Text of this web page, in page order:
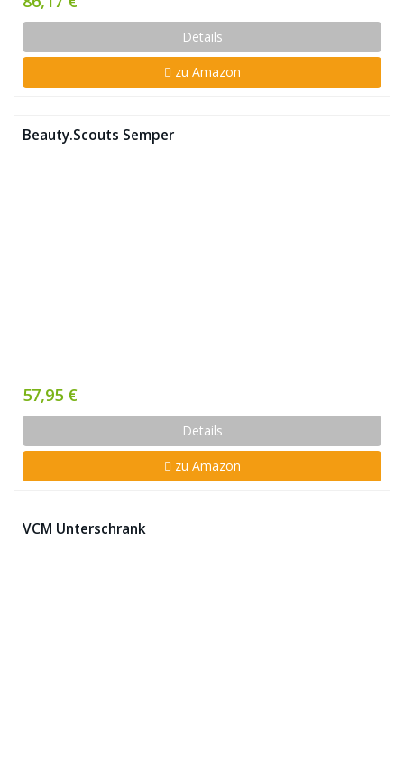
Details
zu Amazon
Beauty.Scouts Semper
57,95 €
Details
zu Amazon
VCM Unterschrank